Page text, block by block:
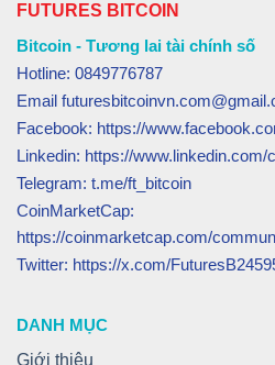
FUTURES BITCOIN
Bitcoin - Tương lai tài chính số
Hotline: 0849776787
Email
Facebook: https://
Linkedin: https://
Telegram: t.me/ft_bitcoin
CoinMarketCap:
https://coinmarketcap.com/
Twitter: https://x.com/
DANH MỤC
Giới thiệu